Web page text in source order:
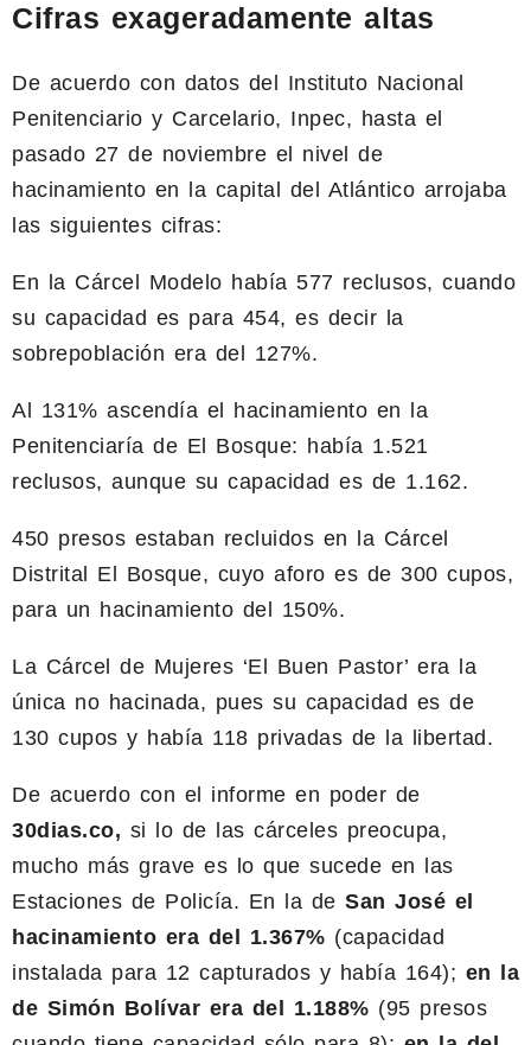
Cifras exageradamente altas
De acuerdo con datos del Instituto Nacional
Penitenciario y Carcelario, Inpec, hasta el
pasado 27 de noviembre el nivel de
hacinamiento en la capital del Atlántico arrojaba
las siguientes cifras:
En la Cárcel Modelo había 577 reclusos, cuando
su capacidad es para 454, es decir la
sobrepoblación era del 127%.
Al 131% ascendía el hacinamiento en la
Penitenciaría de El Bosque: había 1.521
reclusos, aunque su capacidad es de 1.162.
450 presos estaban recluidos en la Cárcel
Distrital El Bosque, cuyo aforo es de 300 cupos,
para un hacinamiento del 150%.
La Cárcel de Mujeres ‘El Buen Pastor’ era la
única no hacinada, pues su capacidad es de
130 cupos y había 118 privadas de la libertad.
De acuerdo con el informe en poder de
30dias.co, si lo de las cárceles preocupa,
mucho más grave es lo que sucede en las
Estaciones de Policía. En la de San José el
hacinamiento era del 1.367% (capacidad
instalada para 12 capturados y había 164); en la
de Simón Bolívar era del 1.188% (95 presos